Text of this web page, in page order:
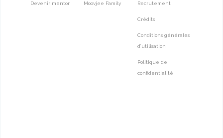
Devenir mentor Moovjee Family Recrutement
Crédits
Conditions générales
d’utilisation
Politique de
confidentialité